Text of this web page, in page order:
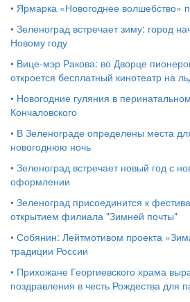
• Ярмарка «Новогоднее волшебство»
• Зеленоград встречает зиму: город
Новому году
• Вице-мэр Ракова: во Дворце
откроется бесплатный кинотеатр на
• Новогодние гуляния в
Кончаловского
• В Зеленограде определены места
новогоднюю ночь
• Зеленоград встречает новый год с
оформлении
• Зеленоград присоединится к
открытием филиала "Зимней почты"
• Собянин: Лейтмотивом проекта
традиции России
• Прихожане Георгиевского храма
поздравления в честь Рождества для